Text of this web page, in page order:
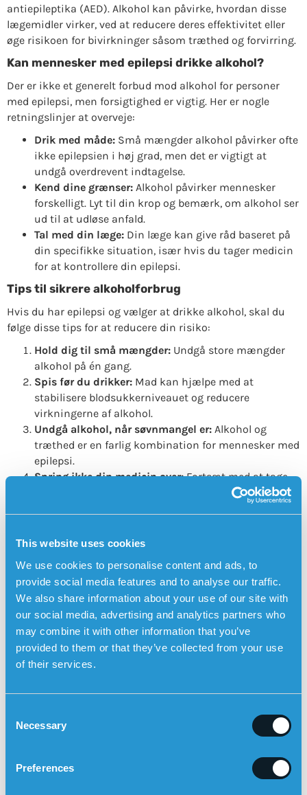
This website uses cookies
We use cookies to personalise content and ads, to
provide social media features and to analyse our traffic.
We also share information about your use of our site with
our social media, advertising and analytics partners who
may combine it with other information that you’ve
provided to them or that they’ve collected from your use
of their services.
Necessary
Preferences
antiepileptika (AED). Alkohol kan påvirke, hvordan disse
lægemidler virker, ved at reducere deres effektivitet eller
øge risikoen for bivirkninger såsom træthed og forvirring.
Kan mennesker med epilepsi drikke alkohol?
Der er ikke et generelt forbud mod alkohol for personer
med epilepsi, men forsigtighed er vigtig. Her er nogle
retningslinjer at overveje:
Drik med måde:Små mængder alkohol påvirker ofte
ikke epilepsien i høj grad, men det er vigtigt at
undgå overdrevent indtagelse.
Kend dine grænser:Alkohol påvirker mennesker
forskelligt. Lyt til din krop og bemærk, om alkohol ser
ud til at udløse anfald.
Tal med din læge:Din læge kan give råd baseret på
din specifikke situation, især hvis du tager medicin
for at kontrollere din epilepsi.
Tips til sikrere alkoholforbrug
Hvis du har epilepsi og vælger at drikke alkohol, skal du
følge disse tips for at reducere din risiko:
Hold dig til små mængder:Undgå store mængder
alkohol på én gang.
Spis før du drikker:Mad kan hjælpe med at
stabilisere blodsukkerniveauet og reducere
virkningerne af alkohol.
Undgå alkohol, når søvnmangel er:Alkohol og
træthed er en farlig kombination for mennesker med
epilepsi.
Spring ikke din medicin over:Fortsæt med at tage
din medicin som foreskrevet, selvom du har drukket
et faldog derefter ringe til pårørende ved hjælp af urets
indbyggede højttalertelefon med tovejskommunikation.
Brugeren kan også aktivere alarmen manuelt ved at
trykke på den fysiske nødkaldsknap. Tryghedsalarmen
fungerer udendørs og har indbygget GPS-positionering, så
pårørende kan se brugerens position på et kort i
Sensorem-appen.